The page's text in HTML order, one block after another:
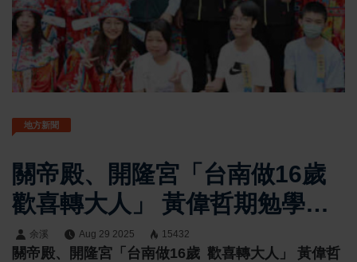
地方新聞
關帝殿、開隆宮「台南做16歲
歡喜轉大人」 黃偉哲期勉學子
肩負起家庭及自我責任
余溪 Aug 29 2025 15432
關帝殿、開隆宮「台南做16歲 歡喜轉大人」 黃偉哲